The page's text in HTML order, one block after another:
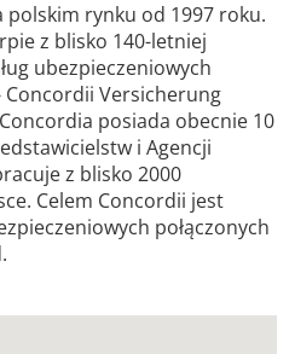
rynku od 1997 roku.
z blisko 140-letniej
ubezpieczeniowych
Concordii Versicherung
posiada obecnie 10
i Agencji
z blisko 2000
Celem Concordii jest
połączonych